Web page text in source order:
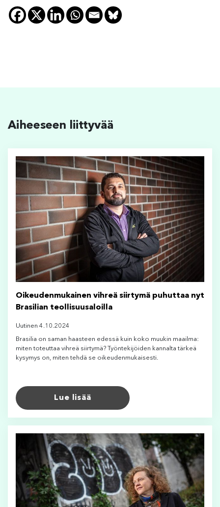
Aiheeseen liittyvää
Oikeudenmukainen vihreä siirtymä puhuttaa nyt
Brasilian teollisuusaloilla
Uutinen 4.10.2024
Brasilia on saman haasteen edessä kuin koko muukin maailma:
miten toteuttaa vihreä siirtymä? Työntekijöiden kannalta tärkeä
kysymys on, miten tehdä se oikeudenmukaisesti.
Lue lisää